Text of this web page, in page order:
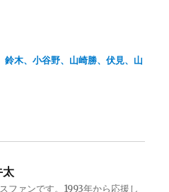
木、小谷野、山崎勝、伏見、山
太
ファンです。1993年から応援し